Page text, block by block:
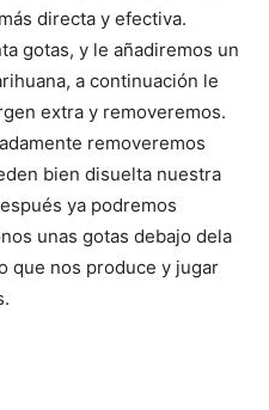
directa y efectiva.
gotas, y le añadiremos un
a continuación le
extra y removeremos.
removeremos
bien disuelta nuestra
ya podremos
unas gotas debajo dela
que nos produce y jugar